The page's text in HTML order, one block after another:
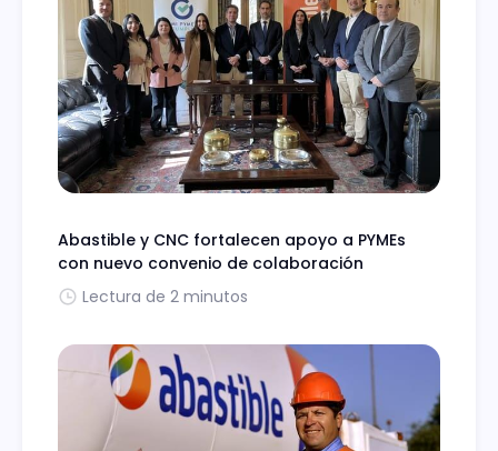
Abastible y CNC fortalecen apoyo a PYMEs
con nuevo convenio de colaboración
Lectura de 2 minutos